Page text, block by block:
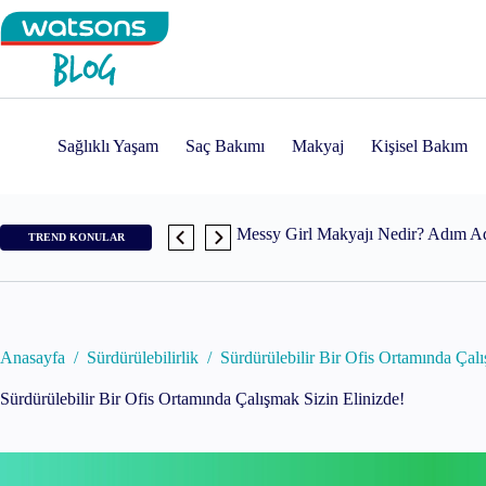
Skip
to
content
Sağlıklı Yaşam Saç Bakımı Makyaj Kişisel Bakım
TREND KONULAR Watercolor Makeup Trendi Nasıl
Skin Cycling Nasıl Yapılır? Adım
Tomato Red Nails Trendi
Anasayfa / Sürdürülebilirlik / Sürdürülebilir Bir Ofis Ortamında
Sürdürülebilir Bir Ofis Ortamında Çalışmak Sizin Elinizde!